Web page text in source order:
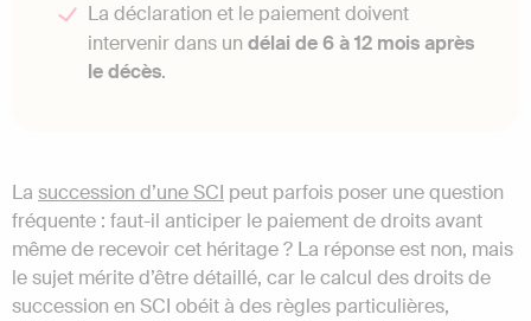
La déclaration et le paiement doivent
intervenir dans un délai de 6 à 12 mois après
le décès.
La succession d’une SCI peut parfois poser une question
fréquente : faut-il anticiper le paiement de droits avant
même de recevoir cet héritage ? La réponse est non, mais
le sujet mérite d’être détaillé, car le calcul des droits de
succession en SCI obéit à des règles particulières,